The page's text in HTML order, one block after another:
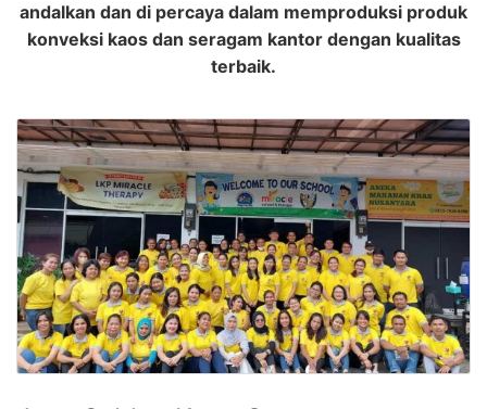
andalkan dan di percaya dalam memproduksi produk
konveksi kaos dan seragam kantor dengan kualitas
terbaik.